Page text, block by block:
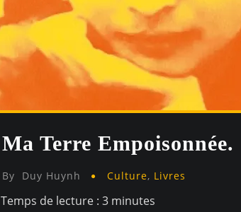
Ma Terre Empoisonnée.
By Duy Huynh Culture, Livres
Temps de lecture : 3 minutes